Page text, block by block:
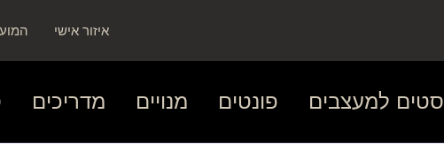
איזור אישי
סטים למעצבים פונטים מנויים מדריכים